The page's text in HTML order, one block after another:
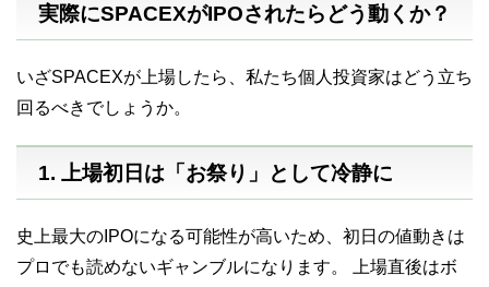
実際にSPACEXがIPOされたらどう動くか？
いざSPACEXが上場したら、私たち個人投資家はどう立ち
回るべきでしょうか。
1. 上場初日は「お祭り」として冷静に
史上最大のIPOになる可能性が高いため、初日の値動きは
プロでも読めないギャンブルになります。 上場直後はボ